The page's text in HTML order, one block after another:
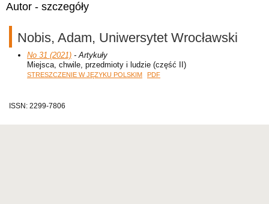
Autor - szczegóły
Nobis, Adam, Uniwersytet Wrocławski
No 31 (2021) - Artykuły
Miejsca, chwile, przedmioty i ludzie (część II)
STRESZCZENIE W JĘZYKU POLSKIM PDF
ISSN: 2299-7806